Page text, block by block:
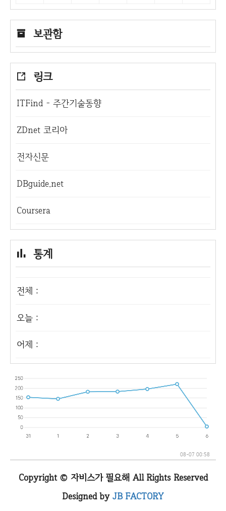
보관함
링크
ITFind - 주간기술동향
ZDnet 코리아
전자신문
DBguide.net
Coursera
통계
전체 :
오늘 :
어제 :
08-07 00:58
Copyright © 자비스가 필요해 All Rights Reserved
Designed by JB FACTORY